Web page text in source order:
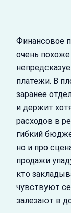
Финансовое
очень
платежи. В
заранее
и держит
расходов в
гибкий
но и про
продажи
кто
чувствуют
залезают в